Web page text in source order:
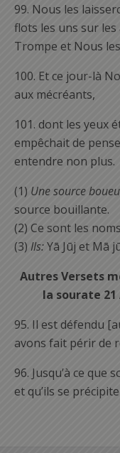
99. Nous les
flots les uns sur
Trompe et Nous
100. Et ce jour-là
aux mécréants,
101. dont les yeux
empêchait de
entendre non plus.
(1) Une source
source bouillante.
(2) Ce sont les
(3) Ils:Yā Jūj et Mā
Autres Versets
la sourate 21
95. Il est défendu
avons fait périr de
96. Jusqu’à ce que
et qu’ils se